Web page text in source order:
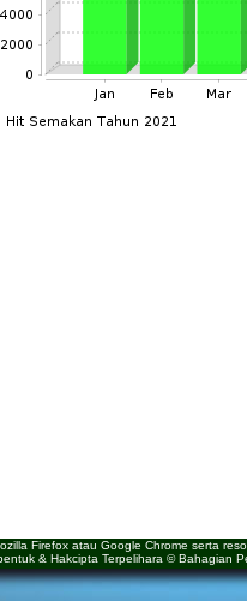
Firefox atau Google Chrome serta
& Hakcipta Terpelihara © Bahagian